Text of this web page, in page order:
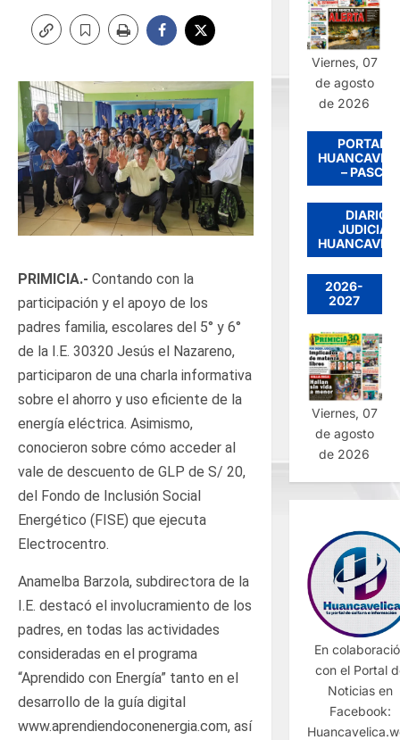
PRIMICIA.- Contando con la
participación y el apoyo de los
padres familia, escolares del 5° y 6°
de la I.E. 30320 Jesús el Nazareno,
participaron de una charla informativa
sobre el ahorro y uso eficiente de la
energía eléctrica. Asimismo,
conocieron sobre cómo acceder al
vale de descuento de GLP de S/ 20,
del Fondo de Inclusión Social
Energético (FISE) que ejecuta
Electrocentro.
Anamelba Barzola, subdirectora de la
I.E. destacó el involucramiento de los
padres, en todas las actividades
consideradas en el programa
“Aprendido con Energía” tanto en el
desarrollo de la guía digital
www.aprendiendoconenergia.com, así
Viernes, 07
de agosto
de 2026
PORTADA
– PASCO
DIARIO
JUDICIAL
2026-
2027
Viernes, 07
de agosto
de 2026
En
con el Portal
Noticias en
Facebook: